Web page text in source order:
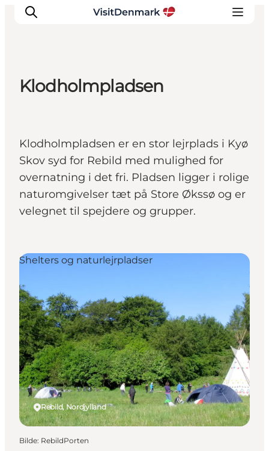
Aktiviteter
Overnatting
Planlegg reisen
Klodholmpladsen
Klodholmpladsen er en stor lejrplads i Kyø
Skov syd for Rebild med mulighed for
overnatning i det fri. Pladsen ligger i rolige
naturomgivelser tæt på Store Økssø og er
velegnet til spejdere og grupper.
Rebild, Nordjylland
Shelters og naturlejrpladser
Bilde: RebildPorten